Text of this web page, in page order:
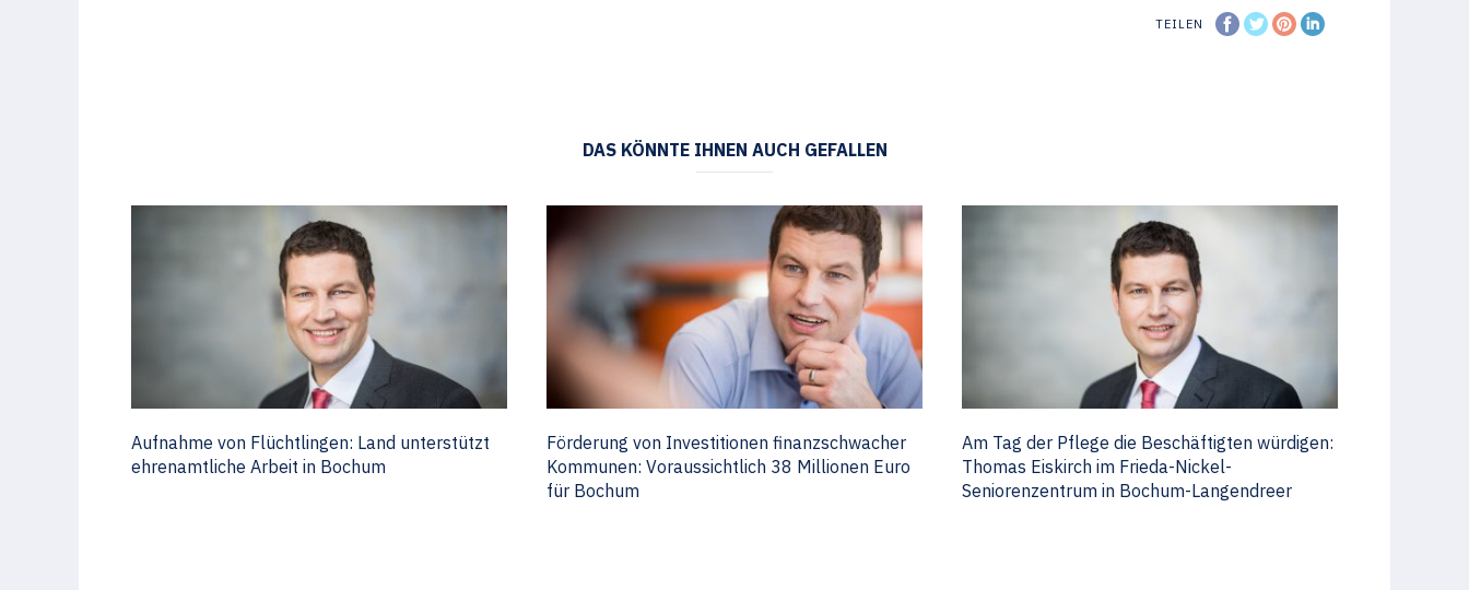
TEILEN
DAS KÖNNTE IHNEN AUCH GEFALLEN
Aufnahme von Flüchtlingen: Land unterstützt
ehrenamtliche Arbeit in Bochum
Förderung von Investitionen finanzschwacher
Kommunen: Voraussichtlich 38 Millionen Euro
für Bochum
Am Tag der Pflege die Beschäftigten würdigen:
Thomas Eiskirch im Frieda-Nickel-
Seniorenzentrum in Bochum-Langendreer